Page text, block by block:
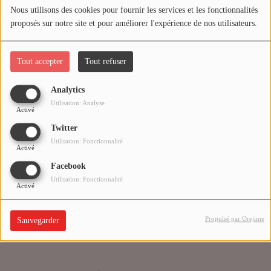
Nous utilisons des cookies pour fournir les services et les fonctionnalités
proposés sur notre site et pour améliorer l'expérience de nos utilisateurs.
Tout accepter Tout refuser
Analytics
Activé
Utilisation: Analyse
Twitter
Activé
Utilisation: Fonctionnalité
Facebook
Activé
Utilisation: Fonctionnalité
Sauvegarder Propulsé par Orejime
Médias
PODCASTS
Agenda
Titres diffusés
Se connecter
Oups, vous avez
rencontré une erreur.
Il semble que la page que vous recherchez n’existe plus.